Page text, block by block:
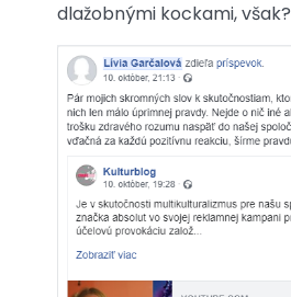
dlažobnými kockami, však?